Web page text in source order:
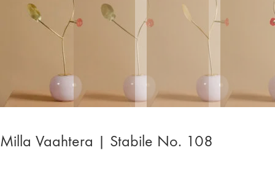
Milla Vaahtera | Stabile No. 108